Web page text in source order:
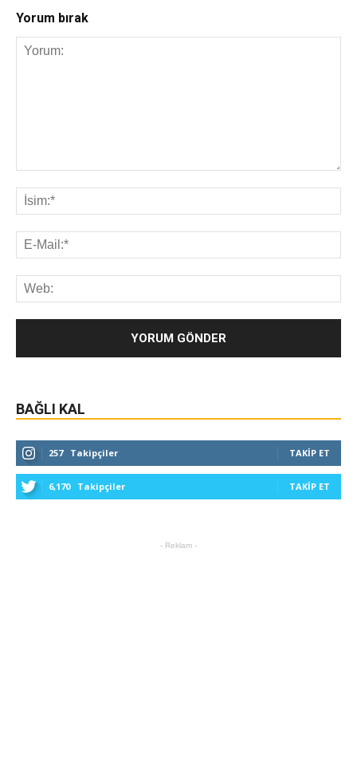
Yorum bırak
BAĞLI KAL
257 Takipçiler TAKIP ET
6,170 Takipçiler TAKIP ET
- Reklam -